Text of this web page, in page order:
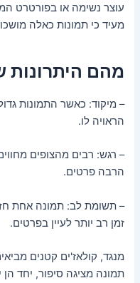
עוצר נשימה או בפורטרט
מעיד כי תמונות כאלה
מהם היתרונות
– מיקוד: כאשר התמונות
הראויה לו.
– רגש: רבים מהצופים
הרבה פרטים.
– תשומת לב: תמונה אחת
זמן רב יותר לעיין בפרטים.
מנגד, קולאז'ים קטנים
תמונה מציגה סיפור, יחד